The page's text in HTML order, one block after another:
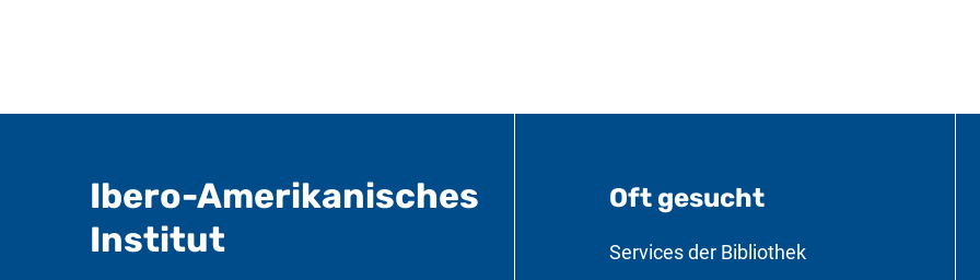
Ibero-Amerikanisches
Institut- nützliche Informationen
Oft gesucht
Services der Bibliothek